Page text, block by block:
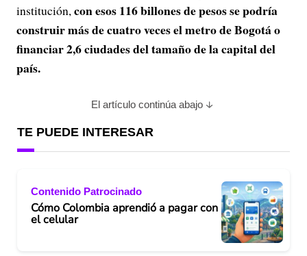
institución,con esos 116 billones de pesos se podría
construir más de cuatro veces el metro de Bogotá o
financiar 2,6 ciudades del tamaño de la capital del
país.
El artículo continúa abajo
TE PUEDE INTERESAR
Contenido Patrocinado
Cómo Colombia aprendió a pagar con
el celular